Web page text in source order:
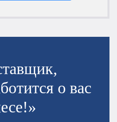
о вас